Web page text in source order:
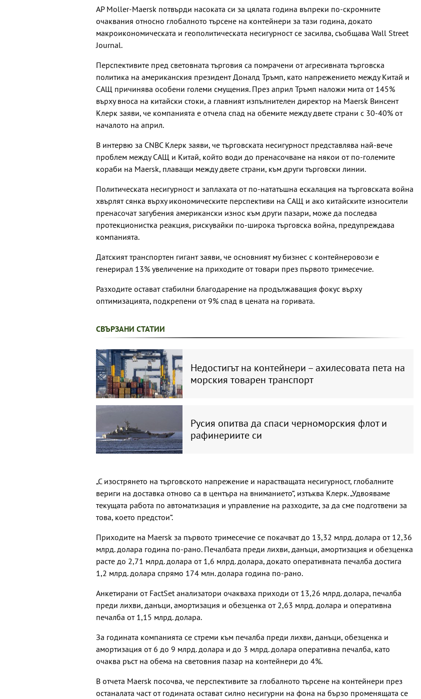
AP Moller-Maersk потвърди насоката си за цялата година въпреки по-скромните
очаквания относно глобалното търсене на контейнери за тази година, докато
макроикономическата и геополитическата несигурност се засилва, съобщава Wall Street
Journal.
Перспективите пред световната търговия са помрачени от агресивната търговска
политика на американския президент Доналд Тръмп, като напрежението между Китай и
САЩ причинява особени големи смущения. През април Тръмп наложи мита от 145%
върху вноса на китайски стоки, а главният изпълнителен директор на Maersk Винсент
Клерк заяви, че компанията е отчела спад на обемите между двете страни с 30-40% от
началото на април.
В интервю за CNBC Клерк заяви, че търговската несигурност представлява най-вече
проблем между САЩ и Китай, който води до пренасочване на някои от по-големите
кораби на Maersk, плаващи между двете страни, към други търговски линии.
Политическата несигурност и заплахата от по-нататъшна ескалация на търговската война
хвърлят сянка върху икономическите перспективи на САЩ и ако китайските износители
пренасочат загубения американски износ към други пазари, може да последва
протекционистка реакция, рискувайки по-широка търговска война, предупреждава
компанията.
Датският транспортен гигант заяви, че основният му бизнес с контейнеровози е
генерирал 13% увеличение на приходите от товари през първото тримесечие.
Разходите остават стабилни благодарение на продължаващия фокус върху
оптимизацията, подкрепени от 9% спад в цената на горивата.
СВЪРЗАНИ СТАТИИ
Недостигът на контейнери – ахилесовата пета на
морския товарен транспорт
Русия опитва да спаси черноморския флот и
рафинериите си
„С изострянето на търговското напрежение и нарастващата несигурност, глобалните
вериги на доставка отново са в центъра на вниманието“, изтъква Клерк. „Удвояваме
текущата работа по автоматизация и управление на разходите, за да сме подготвени за
това, което предстои“.
Приходите на Maersk за първото тримесечие се покачват до 13,32 млрд. долара от 12,36
млрд. долара година по-рано. Печалбата преди лихви, данъци, амортизация и обезценка
расте до 2,71 млрд. долара от 1,6 млрд. долара, докато оперативната печалба достига
1,2 млрд. долара спрямо 174 млн. долара година по-рано.
Анкетирани от FactSet анализатори очакваха приходи от 13,26 млрд. долара, печалба
преди лихви, данъци, амортизация и обезценка от 2,63 млрд. долара и оперативна
печалба от 1,15 млрд. долара.
За годината компанията се стреми към печалба преди лихви, данъци, обезценка и
амортизация от 6 до 9 млрд. долара и до 3 млрд. долара оперативна печалба, като
очаква ръст на обема на световния пазар на контейнери до 4%.
В отчета Maersk посочва, че перспективите за глобалното търсене на контейнери през
останалата част от годината остават силно несигурни на фона на бързо променящата се
Румъния: Радарите ни
не са засекли дрона
МО: Дронът край
използван от Украйна
Нови 45 курсанти бяха
посрещнати във